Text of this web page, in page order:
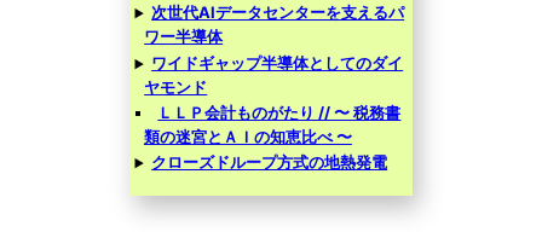
次世代AIデータセンターを支えるパ
ワー半導体
ワイドギャップ半導体としてのダイ
ヤモンド
ＬＬＰ会計ものがたり // 〜 税務書
類の迷宮とＡＩの知恵比べ 〜
クローズドループ方式の地熱発電